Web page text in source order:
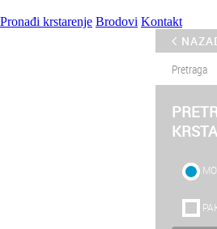
Pronađi krstarenje Brodovi Kontakt
Pretraga